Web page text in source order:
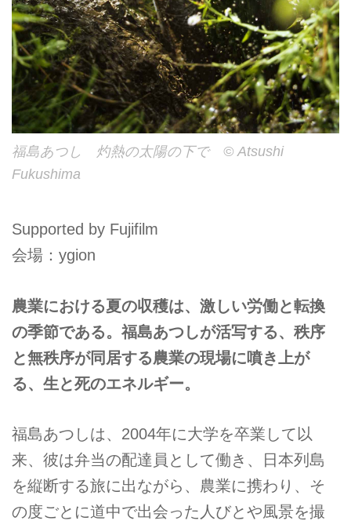
福島あつし 灼熱の太陽の下で © Atsushi
Fukushima
Supported by Fujifilm
会場：ygion
農業における夏の収穫は、激しい労働と転換
の季節である。福島あつしが活写する、秩序
と無秩序が同居する農業の現場に噴き上が
る、生と死のエネルギー。
福島あつしは、2004年に大学を卒業して以
来、彼は弁当の配達員として働き、日本列島
を縦断する旅に出ながら、農業に携わり、そ
の度ごとに道中で出会った人びとや風景を撮